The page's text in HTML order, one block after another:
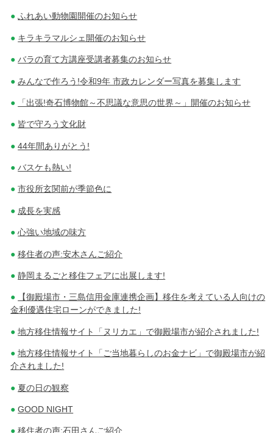
ふれあい動物園開催のお知らせ
キラキラマルシェ開催のお知らせ
バラの育て方講座受講者募集のお知らせ
みんなで作ろう!令和9年 市政カレンダー写真を募集します
「出張!奇石博物館～不思議な意思の世界～」開催のお知らせ
皆で守ろう文化財
44年間ありがとう!
バスケも熱い!
市役所玄関前が季節色に
成長を実感
心強い地域の味方
移住者の声:安木さんご紹介
静岡まるごと移住フェアに出展します!
【御殿場市・三島信用金庫連携企画】移住を考えている人向けの
金利優遇住宅ローンができました!
地方移住情報サイト「ヌリカエ」で御殿場市が紹介されました!
地方移住情報サイト「ご当地暮らしのお金ナビ」で御殿場市が紹
介されました!
夏の日の観察
GOOD NIGHT
移住者の声:石田さんご紹介